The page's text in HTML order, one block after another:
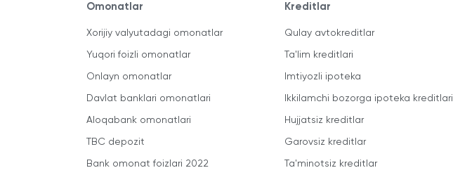
Omonatlar
Xorijiy valyutadagi omonatlar
Yuqori foizli omonatlar
Onlayn omonatlar
Davlat banklari omonatlari
Aloqabank omonatlari
TBC depozit
Bank omonat foizlari 2022
Kreditlar
Qulay avtokreditlar
Ta'lim kreditlari
Imtiyozli ipoteka
Ikkilamchi bozorga ipoteka kreditlari
Hujjatsiz kreditlar
Garovsiz kreditlar
Ta'minotsiz kreditlar